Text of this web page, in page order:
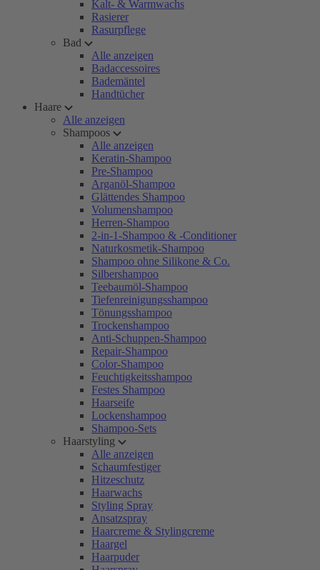
Kalt- & Warmwachs
Rasierer
Rasurpflege
Bad
Alle anzeigen
Badaccessoires
Bademäntel
Handtücher
Haare
Alle anzeigen
Shampoos
Alle anzeigen
Keratin-Shampoo
Pre-Shampoo
Arganöl-Shampoo
Glättendes Shampoo
Volumenshampoo
Herren-Shampoo
2-in-1-Shampoo & -Conditioner
Naturkosmetik-Shampoo
Shampoo ohne Silikone & Co.
Silbershampoo
Teebaumöl-Shampoo
Tiefenreinigungsshampoo
Tönungsshampoo
Trockenshampoo
Anti-Schuppen-Shampoo
Repair-Shampoo
Color-Shampoo
Feuchtigkeitsshampoo
Festes Shampoo
Haarseife
Lockenshampoo
Shampoo-Sets
Haarstyling
Alle anzeigen
Schaumfestiger
Hitzeschutz
Haarwachs
Styling Spray
Ansatzspray
Haarcreme & Stylingcreme
Haargel
Haarpuder